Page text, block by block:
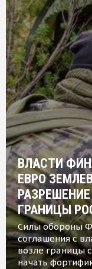
ВЛАСТИ
ЕВРО
ГРАНИЦЫ
Силы обороны
соглашения с
возле границы
начать